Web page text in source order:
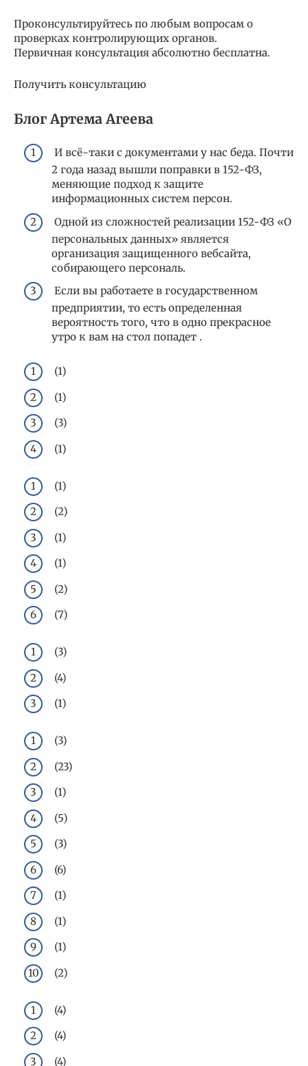
Проконсультируйтесь по любым вопросам о
проверках контролирующих органов.
Первичная консультация абсолютно бесплатна.
Получить консультацию
Блог Артема Агеева
И всё-таки с документами у нас беда. Почти
2 года назад вышли поправки в 152-ФЗ,
меняющие подход к защите
информационных систем персон.
Одной из сложностей реализации 152-ФЗ «О
персональных данных» является
организация защищенного вебсайта,
собирающего персональ.
Если вы работаете в государственном
предприятии, то есть определенная
вероятность того, что в одно прекрасное
утро к вам на стол попадет .
(1)
(1)
(3)
(1)
(1)
(2)
(1)
(1)
(2)
(7)
(3)
(4)
(1)
(3)
(23)
(1)
(5)
(3)
(6)
(1)
(1)
(1)
(2)
(4)
(4)
(4)